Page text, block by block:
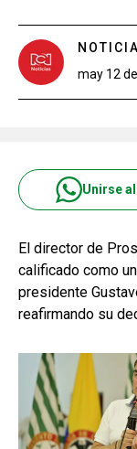
may 12
Unirse
El director de
calificado como
presidente
reafirmando su